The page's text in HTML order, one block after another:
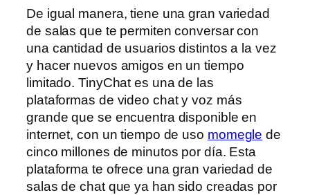
De igual manera, tiene una gran variedad
de salas que te permiten conversar con
una cantidad de usuarios distintos a la vez
y hacer nuevos amigos en un tiempo
limitado. TinyChat es una de las
plataformas de video chat y voz más
grande que se encuentra disponible en
internet, con un tiempo de uso momegle de
cinco millones de minutos por día. Esta
plataforma te ofrece una gran variedad de
salas de chat que ya han sido creadas por